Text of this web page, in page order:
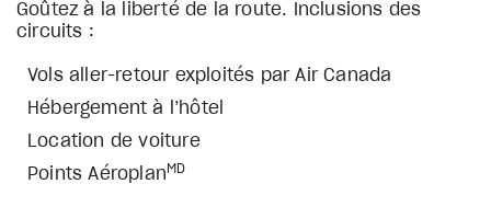
Goûtez à la liberté de la route. Inclusions des
circuits :
Vols aller-retour exploités par Air Canada
Hébergement à l’hôtel
Location de voiture
Points Aéroplan MD